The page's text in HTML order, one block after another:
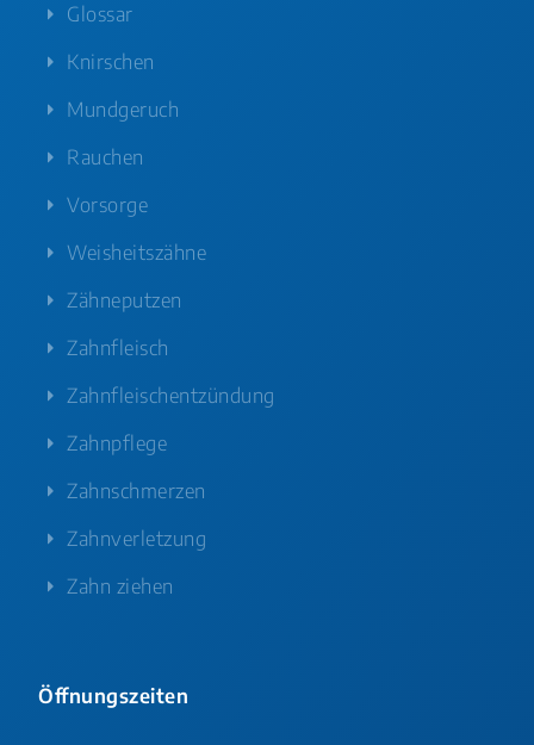
Glossar
Knirschen
Mundgeruch
Rauchen
Vorsorge
Weisheitszähne
Zähneputzen
Zahnfleisch
Zahnfleischentzündung
Zahnpflege
Zahnschmerzen
Zahnverletzung
Zahn ziehen
Öffnungszeiten